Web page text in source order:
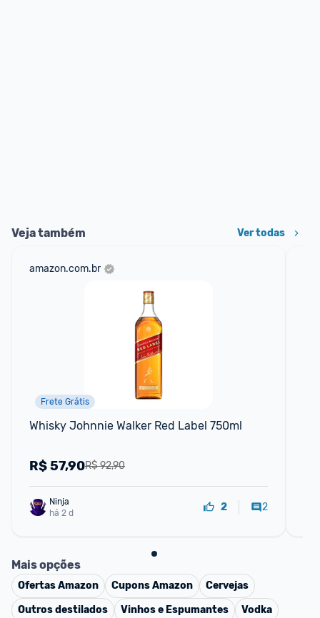
Veja também Ver todas
amazon.com.br
Frete Grátis
Whisky Johnnie Walker Red Label 750ml
R$ 92,90
R$57,90
há 2 d
2 2
Mais opções
OfertasAmazon CuponsAmazon
Cervejas
Outros destilados
Vinhos e Espumantes Vodka